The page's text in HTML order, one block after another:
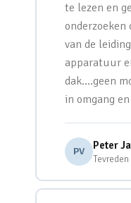
te lezen en
onderzoeken
van de
apparatuur
dak….geen
in omgang
PV Peter